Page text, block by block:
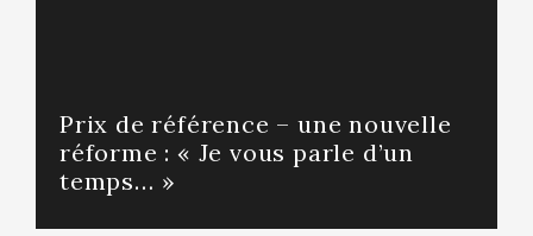
Prix de référence – une nouvelle
réforme : « Je vous parle d’un
temps… »